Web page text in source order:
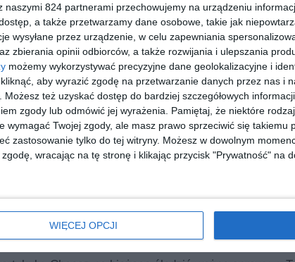
naszymi 824 partnerami przechowujemy na urządzeniu
a także przetwarzamy dane osobowe, takie jak
wysyłane przez urządzenie, w celu zapewniania
zbierania opinii odbiorców, a także rozwijania i ulepszania
możemy wykorzystywać precyzyjne dane geolokalizacyjne i
aby wyrazić zgodę na przetwarzanie danych przez nas i
Możesz też uzyskać dostęp do bardziej szczegółowych
zgody lub odmówić jej wyrażenia.
Pamiętaj, że niektóre
wymagać Twojej zgody, ale masz prawo sprzeciwić się takiemu
zastosowanie tylko do tej witryny. Możesz w dowolnym
wracając na tę stronę i klikając przycisk "Prywatność" na
WIĘCEJ OPCJI
godz. 17.
Remont parku Wiecha
Rozczarowanie
przy okazji przeróżnych
koniec prac w parku
odpowiedź.
00.
się doświadczone
Wojtek Morawski i
a jedynie czasowe.
mają zachwycić swoim
uda najlepiej? W
z różnorodnym
strony
22 679-84069,